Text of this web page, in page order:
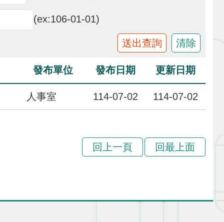
(ex:106-01-01)
發布單位 發布日期 更新日期
人事室 114-07-02 114-07-02
回上一頁 回最上面